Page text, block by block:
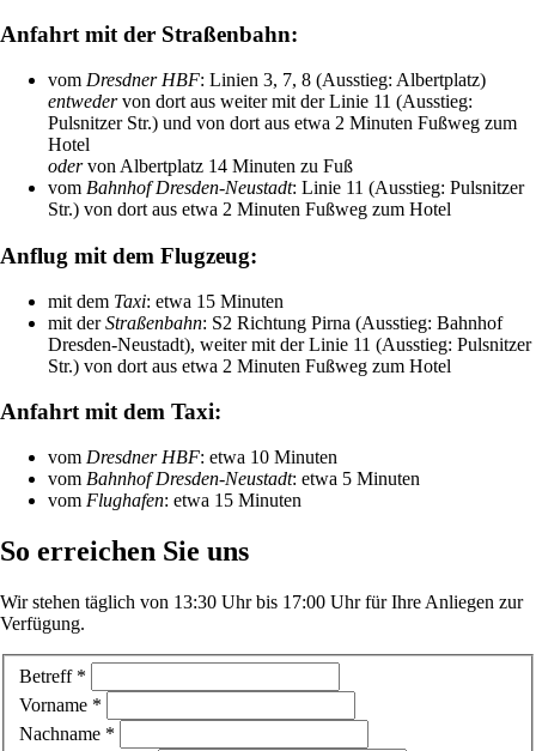
Anfahrt mit der Straßenbahn:
vom Dresdner HBF: Linien 3, 7, 8 (Ausstieg: Albertplatz)
entwedervon dort aus weiter mit der Linie 11 (Ausstieg:
Pulsnitzer Str.) und von dort aus etwa 2 Minuten Fußweg zum
Hotel
odervon Albertplatz 14 Minuten zu Fuß
vom Bahnhof Dresden-Neustadt: Linie 11 (Ausstieg: Pulsnitzer
Str.) von dort aus etwa 2 Minuten Fußweg zum Hotel
Anflug mit dem Flugzeug:
mit dem Taxi: etwa 15 Minuten
mit derStraßenbahn: S2 Richtung Pirna (Ausstieg: Bahnhof
Dresden-Neustadt), weiter mit der Linie 11 (Ausstieg: Pulsnitzer
Str.) von dort aus etwa 2 Minuten Fußweg zum Hotel
Anfahrt mit dem Taxi:
vom Dresdner HBF: etwa 10 Minuten
vom Bahnhof Dresden-Neustadt: etwa 5 Minuten
vom Flughafen: etwa 15 Minuten
So erreichen Sie uns
Wir stehen täglich von 13:30 Uhr bis 17:00 Uhr für Ihre Anliegen zur
Verfügung.
Betreff *
Vorname *
Nachname *